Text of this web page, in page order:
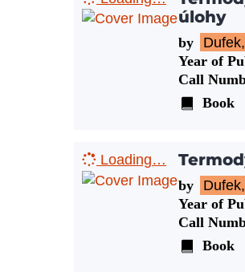
úlohy
by
Year of
Call
Book
Loading…
by
Year of
Call
Book